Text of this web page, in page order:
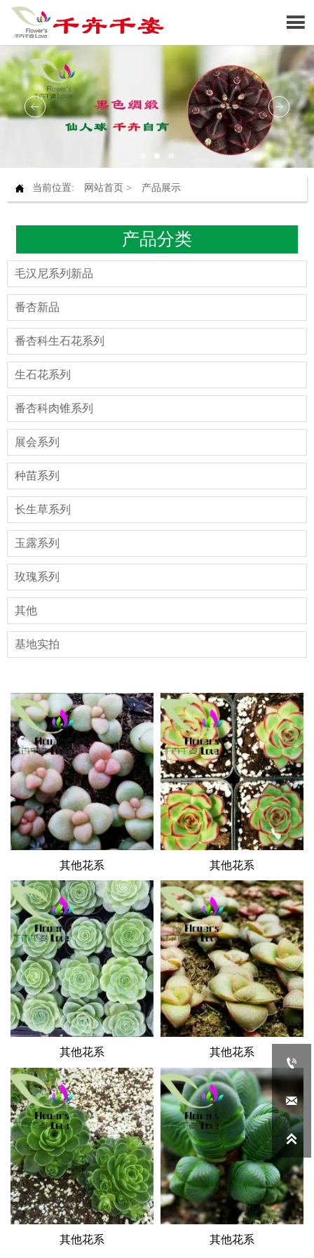

 当前位置: 网站首页 > 产品展示
产品分类
毛汉尼系列新品
番杏新品
番杏科生石花系列
生石花系列
番杏科肉锥系列
展会系列
种苗系列
长生草系列
玉露系列
玫瑰系列
其他
基地实拍
其他花系 其他花系
其他花系 其他花系
其他花系 其他花系


